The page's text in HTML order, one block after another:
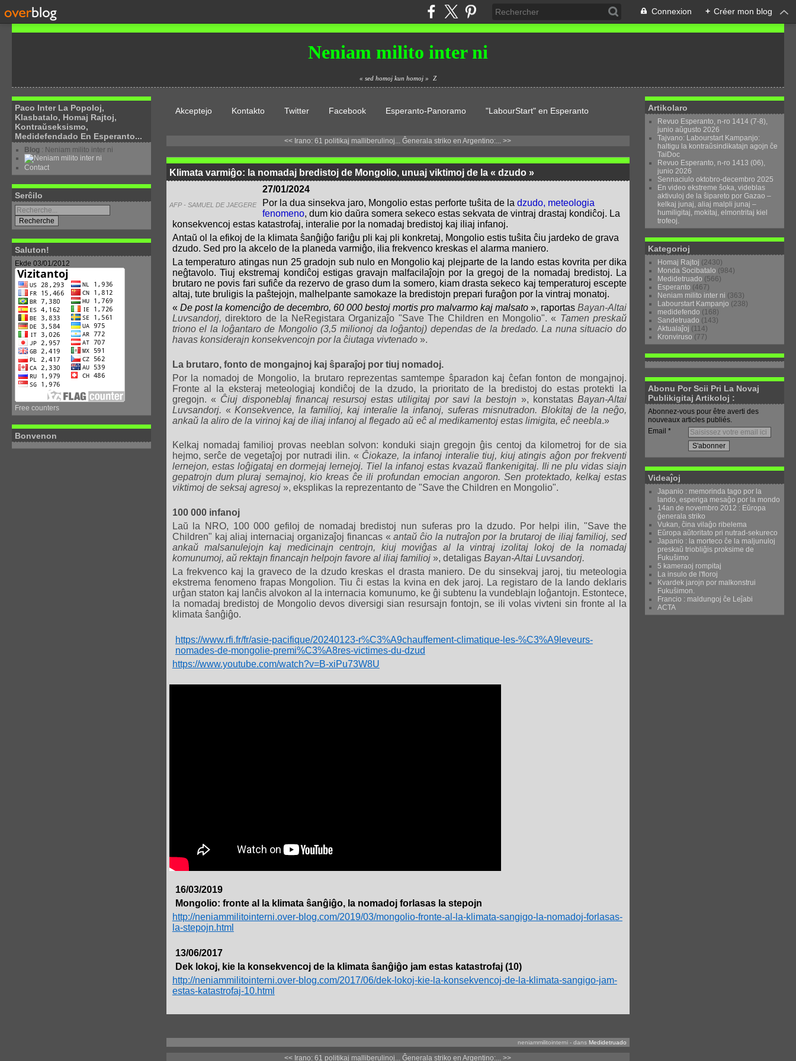
Connexion + Créer mon blog
Neniam milito inter ni
« sed homoj kun homoj » Z
Paco Inter La Popoloj,
Klasbatalo, Homaj Rajtoj,
Kontraŭseksismo,
Medidefendado En Esperanto...
Blog : Neniam milito inter ni
Contact
Serĉilo
Saluton!
Ekde 03/01/2012
Free counters
Bonvenon
Akceptejo Kontakto Twitter Facebook Esperanto-Panoramo "LabourStart" en Esperanto
<< Irano: 61 politikaj malliberulinoj... Ĝenerala striko en Argentino:... >>
Klimata varmiĝo: la nomadaj bredistoj de Mongolio, unuaj viktimoj de la « dzudo »
AFP - SAMUEL DE JAEGERE
27/01/2024
Por la dua sinsekva jaro, Mongolio estas perforte tuŝita de la dzudo, meteologia
fenomeno, dum kio daŭra somera sekeco estas sekvata de vintraj drastaj kondiĉoj. La
konsekvencoj estas katastrofaj, interalie por la nomadaj bredistoj kaj iliaj infanoj.
Antaŭ ol la efikoj de la klimata ŝanĝiĝo fariĝu pli kaj pli konkretaj, Mongolio estis tuŝita ĉiu jardeko de grava
dzudo. Sed pro la akcelo de la planeda varmiĝo, ilia frekvenco kreskas el alarma maniero.
La temperaturo atingas nun 25 gradojn sub nulo en Mongolio kaj plejparte de la lando estas kovrita per dika
neĝtavolo. Tiuj ekstremaj kondiĉoj estigas gravajn malfacilaĵojn por la gregoj de la nomadaj bredistoj. La
brutaro ne povis fari sufiĉe da rezervo de graso dum la somero, kiam drasta sekeco kaj temperaturoj escepte
altaj, tute bruligis la paŝtejojn, malhelpante samokaze la bredistojn prepari furaĝon por la vintraj monatoj.
« De post la komenciĝo de decembro, 60 000 bestoj mortis pro malvarmo kaj malsato », raportasBayan-Altai
Luvsandorj, direktoro de la NeRegistara Organizaĵo "Save The Children en Mongolio". « Tamen preskaŭ
triono el la loĝantaro de Mongolio (3,5 milionoj da loĝantoj) dependas de la bredado. La nuna situacio do
havas konsiderajn konsekvencojn por la ĉiutaga vivtenado».
La brutaro, fonto de mongajnoj kaj ŝparaĵoj por tiuj nomadoj.
Por la nomadoj de Mongolio, la brutaro reprezentas samtempe ŝparadon kaj ĉefan fonton de mongajnoj.
Fronte al la eksteraj meteologiaj kondiĉoj de la dzudo, la prioritato de la bredistoj do estas protekti la
gregojn. « Ĉiuj disponeblaj financaj resursoj estas utiligitaj por savi la bestojn », konstatasBayan-Altai
Luvsandorj. «Konsekvence, la familioj, kaj interalie la infanoj, suferas misnutradon. Blokitaj de la neĝo,
ankaŭ la aliro de la virinoj kaj de iliaj infanoj al flegado aŭ eĉ al medikamentoj estas limigita, eĉ neebla.»
Kelkaj nomadaj familioj provas neeblan solvon: konduki siajn gregojn ĝis centoj da kilometroj for de sia
hejmo, serĉe de vegetaĵoj por nutradi ilin. « Ĉiokaze, la infanoj interalie tiuj, kiuj atingis aĝon por frekventi
lernejon, estas loĝigataj en dormejaj lernejoj. Tiel la infanoj estas kvazaŭ flankenigitaj. Ili ne plu vidas siajn
gepatrojn dum pluraj semajnoj, kio kreas ĉe ili profundan emocian angoron. Sen protektado, kelkaj estas
viktimoj de seksaj agresoj », eksplikas la reprezentanto de "Save the Children en Mongolio".
100 000 infanoj
Laŭ la NRO, 100 000 gefiloj de nomadaj bredistoj nun suferas pro la dzudo. Por helpi ilin, "Save the
Children" kaj aliaj internaciaj organizaĵoj financas «antaŭ ĉio la nutraĵon por la brutaroj de iliaj familioj, sed
ankaŭ malsanulejojn kaj medicinajn centrojn, kiuj moviĝas al la vintraj izolitaj lokoj de la nomadaj
komunumoj, aŭ rektajn financajn helpojn favore al iliaj familioj », detaligas Bayan-Altai Luvsandorj.
La frekvenco kaj la graveco de la dzudo kreskas el drasta maniero. De du sinsekvaj jaroj, tiu meteologia
ekstrema fenomeno frapas Mongolion. Tiu ĉi estas la kvina en dek jaroj. La registaro de la lando deklaris
urĝan staton kaj lanĉis alvokon al la internacia komunumo, ke ĝi subtenu la vundeblajn loĝantojn. Estontece,
la nomadaj bredistoj de Mongolio devos diversigi sian resursajn fontojn, se ili volas vivteni sin fronte al la
klimata ŝanĝiĝo.
https://www.rfi.fr/fr/asie-pacifique/20240123-r%C3%A9chauffement-climatique-les-%C3%A9leveurs-
nomades-de-mongolie-premi%C3%A8res-victimes-du-dzud
https://www.youtube.com/watch?v=B-xiPu73W8U
16/03/2019
Mongolio: fronte al la klimata ŝanĝiĝo, la nomadoj forlasas la stepojn
http://neniammilitointerni.over-blog.com/2019/03/mongolio-fronte-al-la-klimata-sangigo-la-nomadoj-forlasas-
la-stepojn.html
13/06/2017
Dek lokoj, kie la konsekvencoj de la klimata ŝanĝiĝo jam estas katastrofaj (10)
http://neniammilitointerni.over-blog.com/2017/06/dek-lokoj-kie-la-konsekvencoj-de-la-klimata-sangigo-jam-
estas-katastrofaj-10.html
neniammilitointerni - dans Medidetruado
<< Irano: 61 politikaj malliberulinoj... Ĝenerala striko en Argentino:... >>
Artikolaro
Revuo Esperanto, n-ro 1414 (7-8),
junio aŭgusto 2026
Tajvano: Labourstart Kampanjo:
haltigu la kontraŭsindikatajn agojn ĉe
TaiDoc
Revuo Esperanto, n-ro 1413 (06),
junio 2026
Sennaciulo oktobro-decembro 2025
En video ekstreme ŝoka, videblas
aktivuloj de la ŝipareto por Gazao –
kelkaj junaj, aliaj malpli junaj –
humiligitaj, mokitaj, elmontritaj kiel
trofeoj.
Kategorioj
Homaj Rajtoj (2430)
Monda Socibatalo (984)
Medidetruado (566)
Esperanto (467)
Neniam milito inter ni (363)
Labourstart Kampanjo (238)
medidefendo (168)
Sandetruado (143)
Aktualaĵoj (114)
Kronviruso (77)
Abonu Por Scii Pri La Novaj
Publikigitaj Artikoloj :
Abonnez-vous pour être averti des
nouveaux articles publiés.
Email
Videaĵoj
Japanio : memorinda tago por la
lando, esperiga mesaĝo por la mondo
14an de novembro 2012 : Eŭropa
ĝenerala striko
Vukan, ĉina vilaĝo ribelema
Eŭropa aŭtoritato pri nutrad-sekureco
Japanio : la morteco ĉe la maljunuloj
preskaŭ triobliĝis proksime de
Fukuŝimo
5 kameraoj rompitaj
La insulo de l'floroj
Kvardek jarojn por malkonstrui
Fukuŝimon.
Francio : maldungoj ĉe Leĵabi
ACTA